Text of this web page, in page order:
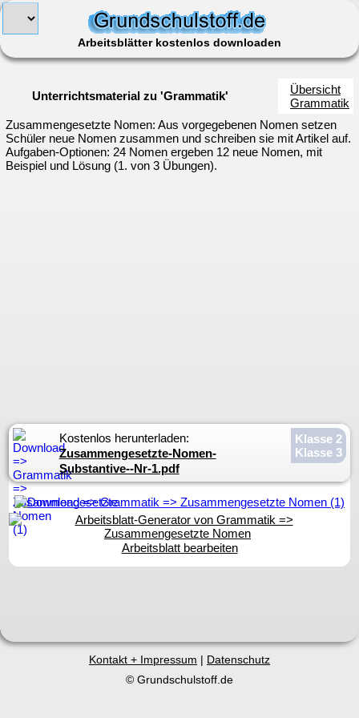
Arbeitsblätter kostenlos downloaden
Unterrichtsmaterial zu 'Grammatik'
Übersicht
Grammatik
Zusammengesetzte Nomen: Aus vorgegebenen Nomen setzen
Schüler neue Nomen zusammen und schreiben sie mit Artikel auf.
Aufgaben-Optionen: 24 Nomen ergeben 12 neue Nomen, mit
Beispiel und Lösung (1. von 3 Übungen).
Klasse 2
Klasse 3
Kostenlos herunterladen:
Zusammengesetzte-Nomen-
Substantive--Nr-1.pdf
Arbeitsblatt bearbeiten
Kontakt + Impressum
Datenschutz
© Grundschulstoff.de